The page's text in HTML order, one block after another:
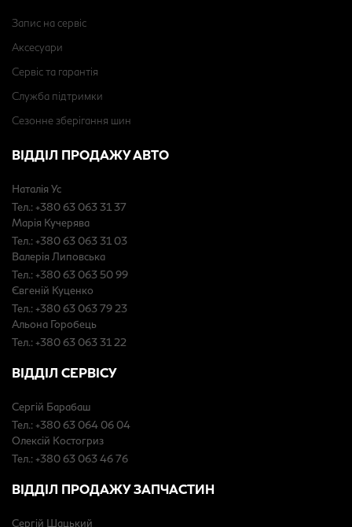
Запис на сервіс
Аксесуари
Сервіс та гарантія
Служба підтримки
Сезонне зберігання шин
ВІДДІЛ ПРОДАЖУ АВТО
Наталія Ус
Тел.: +380 63 063 31 37
Марія Кучерява
Тел.: +380 63 063 31 03
Валерія Липовська
Тел.: +380 63 063 50 99
Євгеній Куценко
Тел.: +380 63 063 79 23
Альона Горобець
Тел.: +380 63 063 31 22
ВІДДІЛ СЕРВІСУ
Сергій Барабаш
Тел.: +380 63 064 06 04
Олексій Костогриз
Тел.: +380 63 063 46 76
ВІДДІЛ ПРОДАЖУ ЗАПЧАСТИН
Сергій Шацький